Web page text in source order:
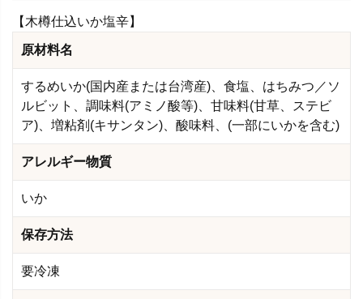
【木樽仕込いか塩辛】
原材料名
するめいか(国内産または台湾産)、食塩、はちみつ／ソ
ルビット、調味料(アミノ酸等)、甘味料(甘草、ステビ
ア)、増粘剤(キサンタン)、酸味料、(一部にいかを含む)
アレルギー物質
いか
保存方法
要冷凍